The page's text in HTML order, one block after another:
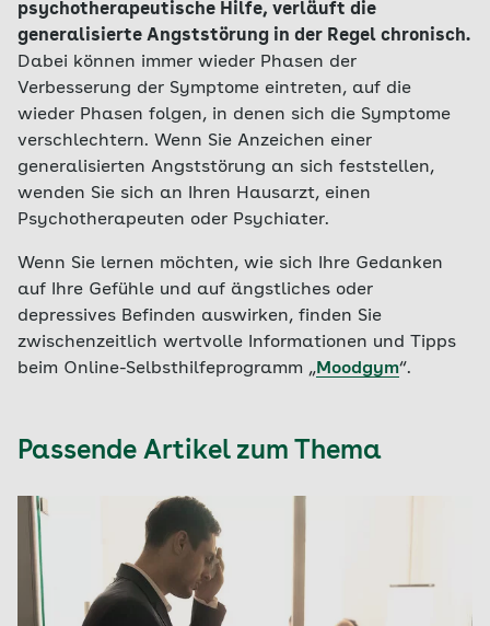
psychotherapeutische Hilfe, verläuft die
generalisierte Angststörung in der Regel chronisch.
Dabei können immer wieder Phasen der
Verbesserung der Symptome eintreten, auf die
wieder Phasen folgen, in denen sich die Symptome
verschlechtern. Wenn Sie Anzeichen einer
generalisierten Angststörung an sich feststellen,
wenden Sie sich an Ihren Hausarzt, einen
Psychotherapeuten oder Psychiater.
Wenn Sie lernen möchten, wie sich Ihre Gedanken
auf Ihre Gefühle und auf ängstliches oder
depressives Befinden auswirken, finden Sie
zwischenzeitlich wertvolle Informationen und Tipps
beim Online-Selbsthilfeprogramm „Moodgym“.
Passende Artikel zum Thema